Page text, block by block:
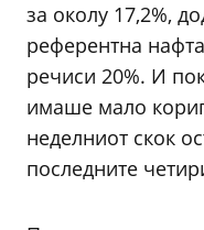
за околу 17,2%,
референтна
речиси 20%. И
имаше мало
неделниот скок
последните